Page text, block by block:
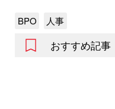
BPO 人事
おすすめ記事